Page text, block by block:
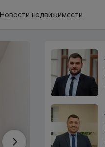
Новости недвижимости